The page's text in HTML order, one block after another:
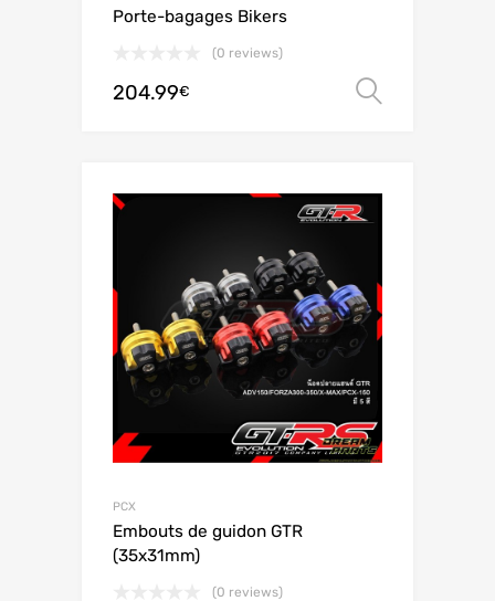
Porte-bagages Bikers
(0 reviews)
204.99€
PCX
Embouts de guidon GTR
(35x31mm)
(0 reviews)